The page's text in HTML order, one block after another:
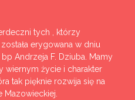
tych , którzy
erygowana w dniu
bp Andrzeja F. Dziuba. Mamy
wiernym życie i charakter
tak pięknie rozwija się na
Mazowieckiej.